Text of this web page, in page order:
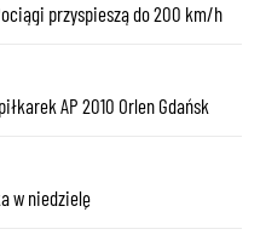
przyspieszą do 200 km/h
AP 2010 Orlen Gdańsk
w niedzielę